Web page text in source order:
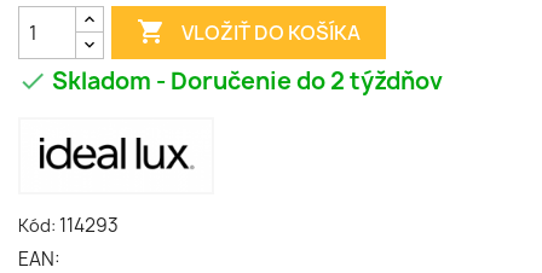
 VLOŽIŤ DO KOŠÍKA
 Skladom - Doručenie do 2 týždňov
Kód: 114293
EAN: